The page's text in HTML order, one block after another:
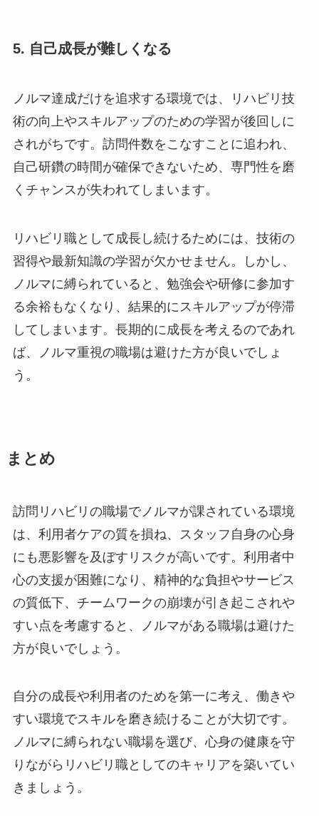
5. 自己成長が難しくなる
ノルマ達成だけを追求する環境では、リハビリ技
術の向上やスキルアップのための学習が後回しに
されがちです。訪問件数をこなすことに追われ、
自己研鑽の時間が確保できないため、専門性を磨
くチャンスが失われてしまいます。
リハビリ職として成長し続けるためには、技術の
習得や最新知識の学習が欠かせません。しかし、
ノルマに縛られていると、勉強会や研修に参加す
る余裕もなくなり、結果的にスキルアップが停滞
してしまいます。長期的に成長を考えるのであれ
ば、ノルマ重視の職場は避けた方が良いでしょ
う。
まとめ
訪問リハビリの職場でノルマが課されている環境
は、利用者ケアの質を損ね、スタッフ自身の心身
にも悪影響を及ぼすリスクが高いです。利用者中
心の支援が困難になり、精神的な負担やサービス
の質低下、チームワークの崩壊が引き起こされや
すい点を考慮すると、ノルマがある職場は避けた
方が良いでしょう。
自分の成長や利用者のためを第一に考え、働きや
すい環境でスキルを磨き続けることが大切です。
ノルマに縛られない職場を選び、心身の健康を守
りながらリハビリ職としてのキャリアを築いてい
きましょう。